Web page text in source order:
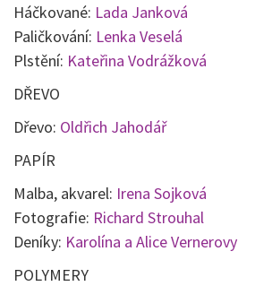
Háčkované: Lada Janková
Paličkování: Lenka Veselá
Plstění: Kateřina Vodrážková
DŘEVO
Dřevo: Oldřich Jahodář
PAPÍR
Malba, akvarel: Irena Sojková
Fotografie: Richard Strouhal
Deníky: Karolína a Alice Vernerovy
POLYMERY